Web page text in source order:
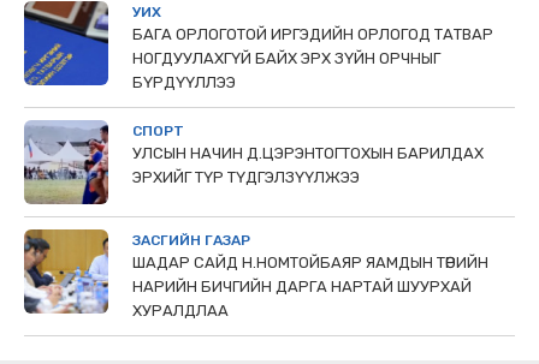
УИХ
БАГА ОРЛОГОТОЙ ИРГЭДИЙН ОРЛОГОД ТАТВАР
НОГДУУЛАХГҮЙ БАЙХ ЭРХ ЗҮЙН ОРЧНЫГ
БҮРДҮҮЛЛЭЭ
СПОРТ
УЛСЫН НАЧИН Д.ЦЭРЭНТОГТОХЫН БАРИЛДАХ
ЭРХИЙГ ТҮР ТҮДГЭЛЗҮҮЛЖЭЭ
ЗАСГИЙН ГАЗАР
ШАДАР САЙД Н.НОМТОЙБАЯР ЯАМДЫН ТӨРИЙН
НАРИЙН БИЧГИЙН ДАРГА НАРТАЙ ШУУРХАЙ
ХУРАЛДЛАА